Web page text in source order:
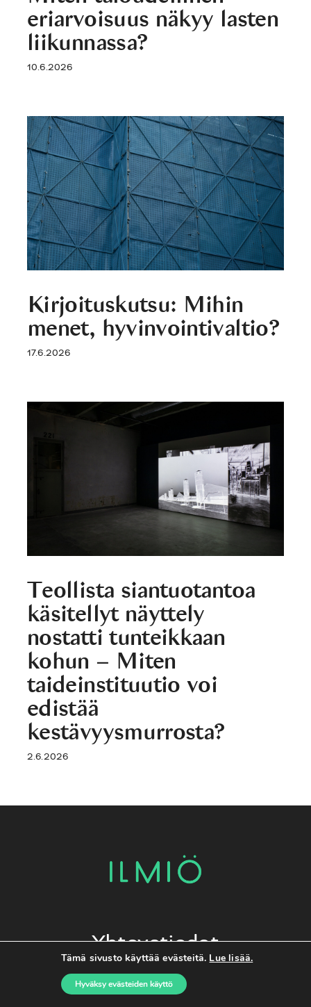
eriarvoisuus näkyy lasten
liikunnassa?
10.6.2026
Kirjoituskutsu: Mihin
menet, hyvinvointivaltio?
17.6.2026
Teollista siantuotantoa
käsitellyt näyttely
nostatti tunteikkaan
kohun – Miten
taideinstituutio voi
edistää
kestävyysmurrosta?
2.6.2026
Yhteystiedot
Toimitus
Tämä sivusto käyttää evästeitä. Lue lisää.
Hyväksy evästeiden käyttö